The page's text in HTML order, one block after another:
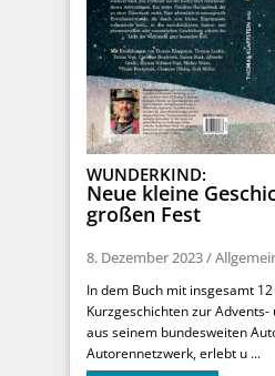
WUNDERKIND:
Neue kleine
großen Fest
8. Dezember 2023/
In dem Buch mit insgesamt
Kurzgeschichten zur
aus seinem bundesweiten
Autorennetzwerk, erlebt u ...